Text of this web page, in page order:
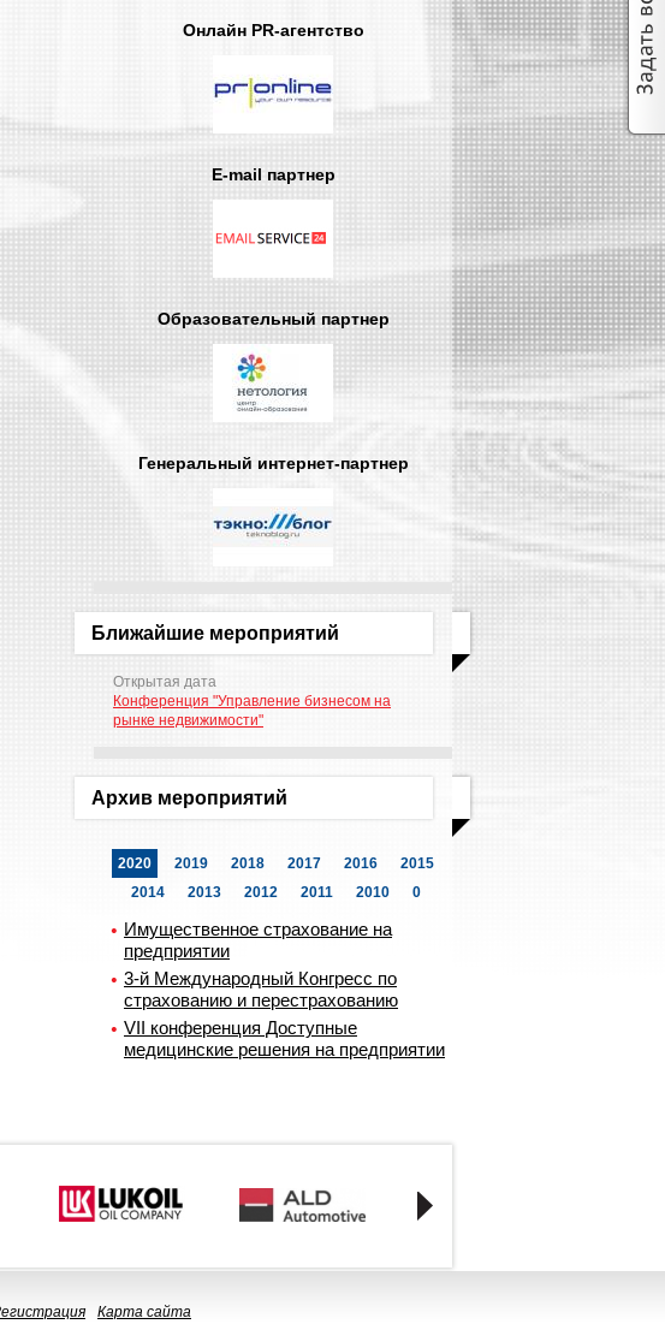
Онлайн PR-агентство
E-mail партнер
Образовательный партнер
Генеральный интернет-партнер
Ближайшие мероприятий
Открытая дата
Конференция "Управление бизнесом на
рынке недвижимости"
Архив мероприятий
2020 2019 2018 2017 2016
2015
2014
2013 2012 2011 2010 0
Имущественное страхование на
предприятии
3-й Международный Конгресс по
страхованию и перестрахованию
VII конференция Доступные
медицинские решения на предприятии
Карта сайта